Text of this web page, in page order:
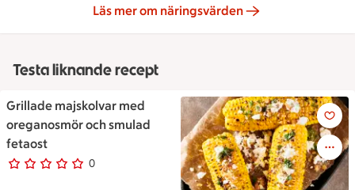
Läs mer om näringsvärden
Testa liknande recept
Grillade majskolvar med
oreganosmör och smulad
fetaost
0
0 personer har röstat
Grillade majskolvar med